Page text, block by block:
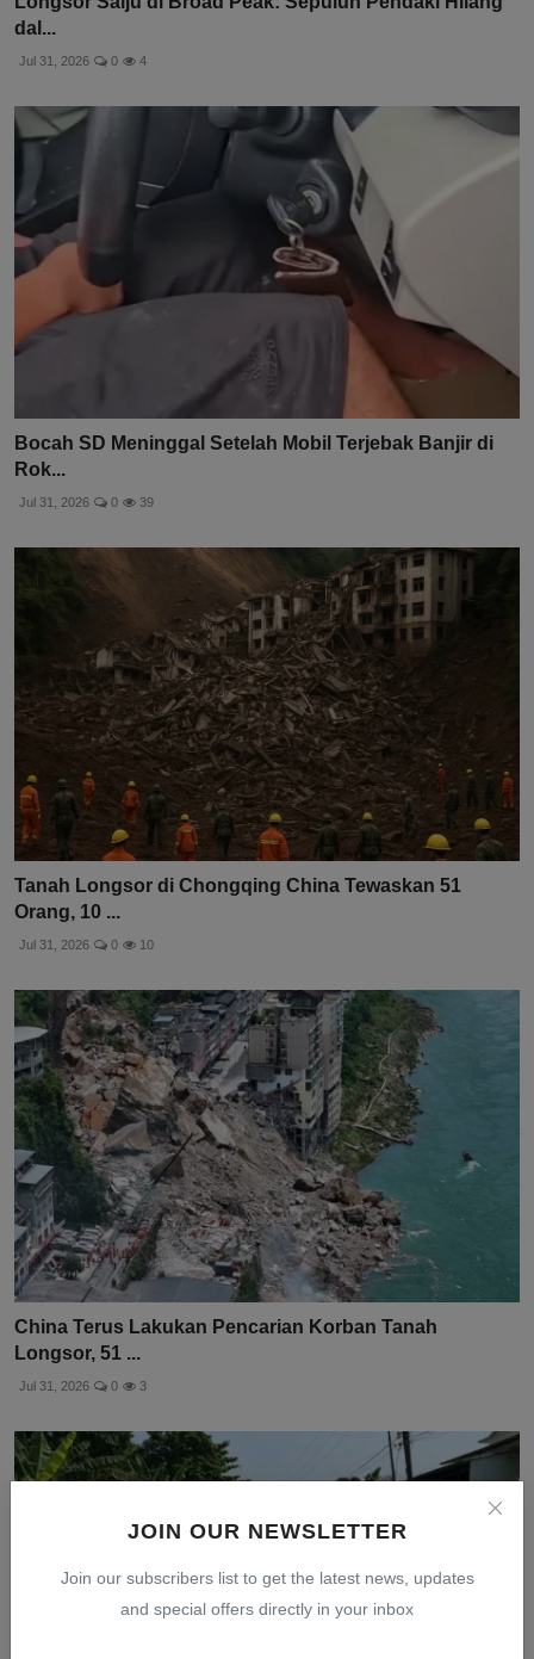
JOIN OUR NEWSLETTER
Join our subscribers list to get the latest news, updates
and special offers directly in your inbox
dal...
Jul 31, 2026 0 4
Bocah SD Meninggal Setelah Mobil Terjebak Banjir di
Rok...
Jul 31, 2026 0 39
Tanah Longsor di Chongqing China Tewaskan 51
Orang, 10 ...
Jul 31, 2026 0 10
China Terus Lakukan Pencarian Korban Tanah
Longsor, 51 ...
Jul 31, 2026 0 3